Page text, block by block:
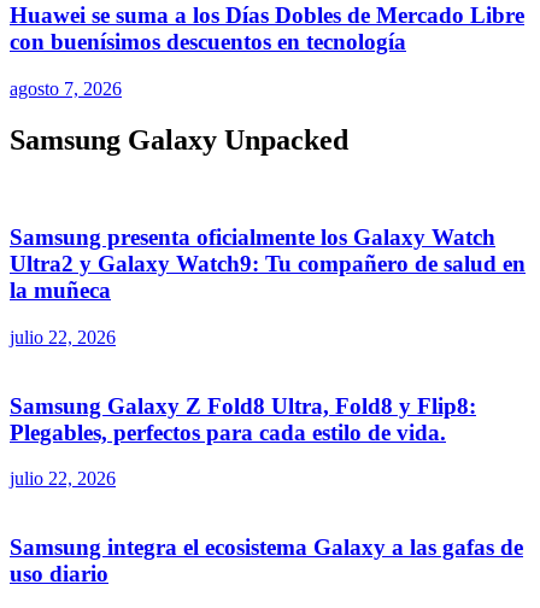
Huawei se suma a los Días Dobles de Mercado Libre
con buenísimos descuentos en tecnología
agosto 7, 2026
Samsung Galaxy Unpacked
Samsung presenta oficialmente los Galaxy Watch
Ultra2 y Galaxy Watch9: Tu compañero de salud en
la muñeca
julio 22, 2026
Samsung Galaxy Z Fold8 Ultra, Fold8 y Flip8:
Plegables, perfectos para cada estilo de vida.
julio 22, 2026
Samsung integra el ecosistema Galaxy a las gafas de
uso diario